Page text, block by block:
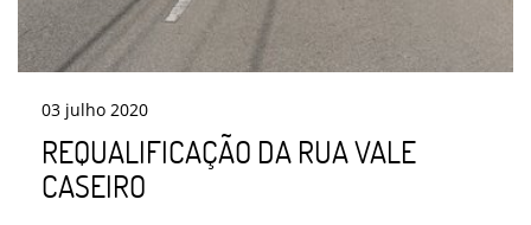
03 julho 2020
REQUALIFICAÇÃO DA RUA VALE
CASEIRO